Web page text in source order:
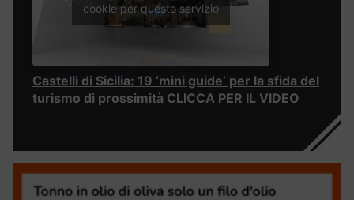
cookie per questo servizio
Castelli di Sicilia: 19 ‘mini guide’ per la sfida del
turismo di prossimità CLICCA PER IL VIDEO